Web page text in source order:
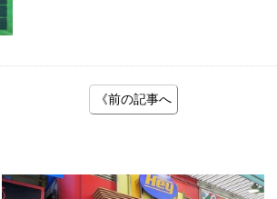
《前の記事へ